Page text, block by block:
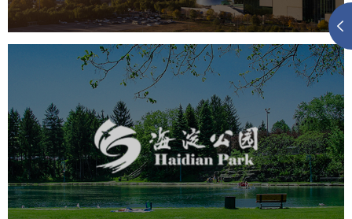
海淀公园
旅游休闲 公园 AI人工智能 智慧公园
智能步道
智能大数据平台
AR太极 智能语音亭